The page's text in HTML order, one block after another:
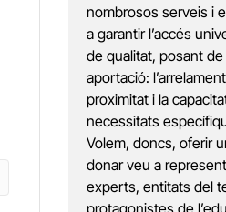
nombrosos serveis i
a garantir l’accés
de qualitat, posant
aportació:
proximitat i la
necessitats
Volem, doncs, oferir
donar veu a
experts, entitats del
protagonistes de